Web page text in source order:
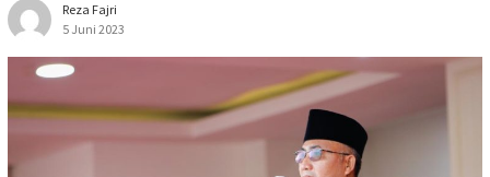
Reza Fajri
5 Juni 2023